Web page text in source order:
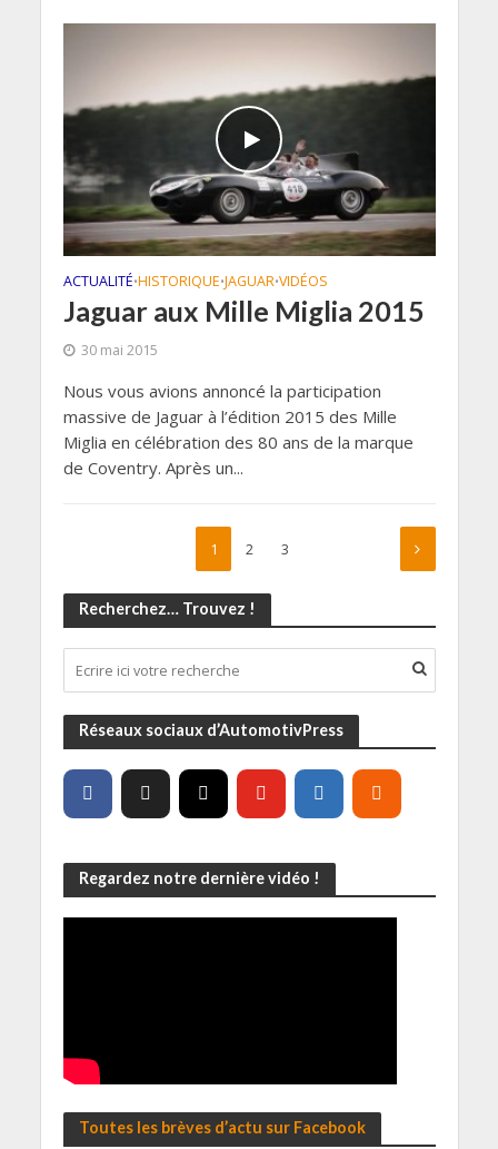
ACTUALITÉ•HISTORIQUE•JAGUAR•VIDÉOS
Jaguar aux Mille Miglia 2015
30 mai 2015
Nous vous avions annoncé la participation
massive de Jaguar à l’édition 2015 des Mille
Miglia en célébration des 80 ans de la marque
de Coventry. Après un...
1 2 3
Recherchez… Trouvez !
Réseaux sociaux d’AutomotivPress
Regardez notre dernière vidéo !
Toutes les brèves d’actu sur Facebook